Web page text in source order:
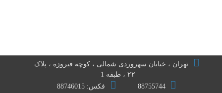
تهران ، خیابان سهروردی شمالی ، کوچه فیروزه ، پلاک
۲۲ ، طبقه 1
88755744
فکس: 88746015